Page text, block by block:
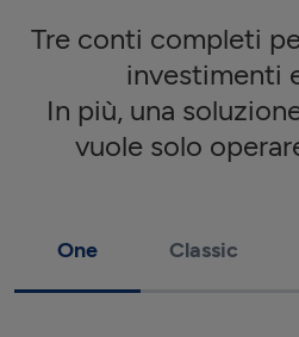
Tre conti completi
investimenti
In più, una
vuole solo
One Classic